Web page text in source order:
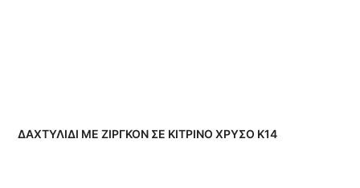
ΔΑΧΤΥΛΙΔΙ ΜΕ ΖΙΡΓΚΟΝ ΣΕ ΚΙΤΡΙΝΟ ΧΡΥΣΟ Κ14